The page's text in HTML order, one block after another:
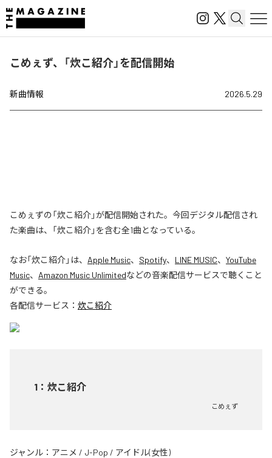
こめぇず、「炊こ紹介」を配信開始
新曲情報 2026.5.29
こめぇずの「炊こ紹介」が配信開始された。今回デジタル配信され
た楽曲は、「炊こ紹介」を含む全1曲となっている。
なお「炊こ紹介」は、 Apple Music、 Spotify、 LINE MUSIC、 YouTube
Music、 Amazon Music Unlimitedなどの音楽配信サービスで聴くこと
ができる。
各配信サービス： 炊こ紹介
1 ： 炊こ紹介
こめぇず
ジャンル： アニメ / J-Pop / アイドル(女性)